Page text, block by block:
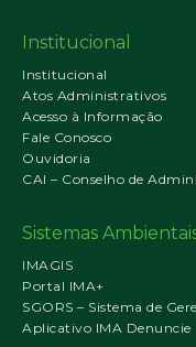
Institucional
Institucional
Atos Administrativos
Acesso à Informação
Fale Conosco
Ouvidoria
CAI – Conselho de
Sistemas
IMAGIS
Portal IMA+
SGORS – Sistema de
Aplicativo IMA Denuncie